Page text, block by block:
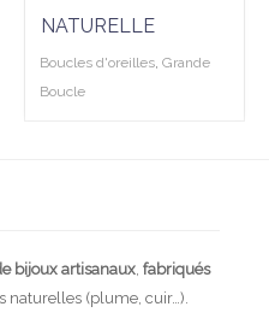
NATURELLE
Boucles d'oreilles, Grande
Boucle
bijoux artisanaux fabriqués
naturelles (plume, cuir…).